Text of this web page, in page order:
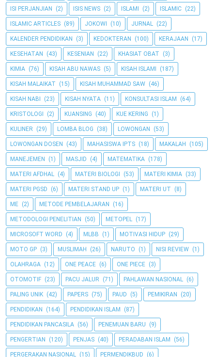
ISI PERJANJIAN (2) ISIS NEWS (2) ISLAMI (2) ISLAMIC (22)
ISLAMIC ARTICLES (89) JOKOWI (10) JURNAL (22)
KALENDER PENDIDIKAN (3) KEDOKTERAN (100) KERAJAAN (17)
KESEHATAN (43) KESENIAN (22) KHASIAT OBAT (3)
KIMIA (76) KISAH ABU NAWAS (5) KISAH ISLAMI (187)
KISAH MALAIKAT (15) KISAH MUHAMMAD SAW (46)
KISAH NABI (23) KISAH NYATA (11) KONSULTASI ISLAM (64)
KRISTOLOGI (2) KUANSING (40) KUE KERING (1)
KULINER (29) LOMBA BLOG (38) LOWONGAN (53)
LOWONGAN DOSEN (43) MAHASISWA IPTS (18) MAKALAH (105)
MANEJEMEN (1) MASJID (4) MATEMATIKA (178)
MATERI AFDHAL (4) MATERI BIOLOGI (53) MATERI KIMIA (33)
MATERI PGSD (6) MATERI STAND UP (1) MATERI UT (8)
ME (2) METODE PEMBELAJARAN (16)
METODOLOGI PENELITIAN (50) METOPEL (17)
MICROSOFT WORD (4) MLBB (1) MOTIVASI HIDUP (29)
MOTO GP (3) MUSLIMAH (26) NARUTO (1) NISI REVIEW (1)
OLAHRAGA (12) ONE PEACE (6) ONE PIECE (3)
OTOMOTIF (23) PACU JALUR (71) PAHLAWAN NASIONAL (6)
PALING UNIK (42) PAPERS (75) PAUD (5) PEMIKIRAN (20)
PENDIDIKAN (164) PENDIDIKAN ISLAM (87)
PENDIDIKAN PANCASILA (56) PENEMUAN BARU (9)
PENGERTIAN (120) PENJAS (40) PERADABAN ISLAM (56)
PERGERAKAN NASIONAL (15) PERMENDIKBUD (6)